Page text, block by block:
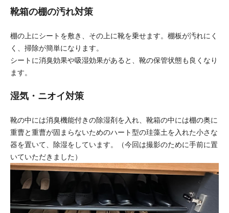
靴箱の棚の汚れ対策
棚の上にシートを敷き、その上に靴を乗せます。棚板が汚れにく
く、掃除が簡単になります。
シートに消臭効果や吸湿効果があると、靴の保管状態も良くなり
ます。
湿気・ニオイ対策
靴の中には消臭機能付きの除湿剤を入れ、靴箱の中には棚の奥に
重曹と重曹が固まらないためのハート型の珪藻土を入れた小さな
器を置いて、除湿をしています。（今回は撮影のために手前に置
いていただきました）